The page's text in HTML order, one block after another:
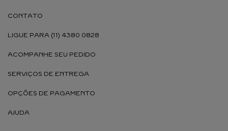
CONTATO
LIGUE PARA (11) 4380 0828
ACOMPANHE SEU PEDIDO
SERVIÇOS DE ENTREGA
OPÇÕES DE PAGAMENTO
AJUDA